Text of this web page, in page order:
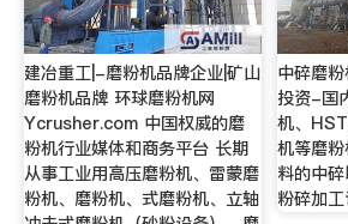
建冶重工|-磨粉机品牌企业|矿山
磨粉机品牌 环球磨粉机网
Ycrusher.com 中国权威的磨
粉机行业媒体和商务平台 长期
从事工业用高压磨粉机、雷蒙磨
粉机、磨粉机、式磨粉机、立轴
中碎磨
投资-国
机、
机等磨
料的中
粉碎加工